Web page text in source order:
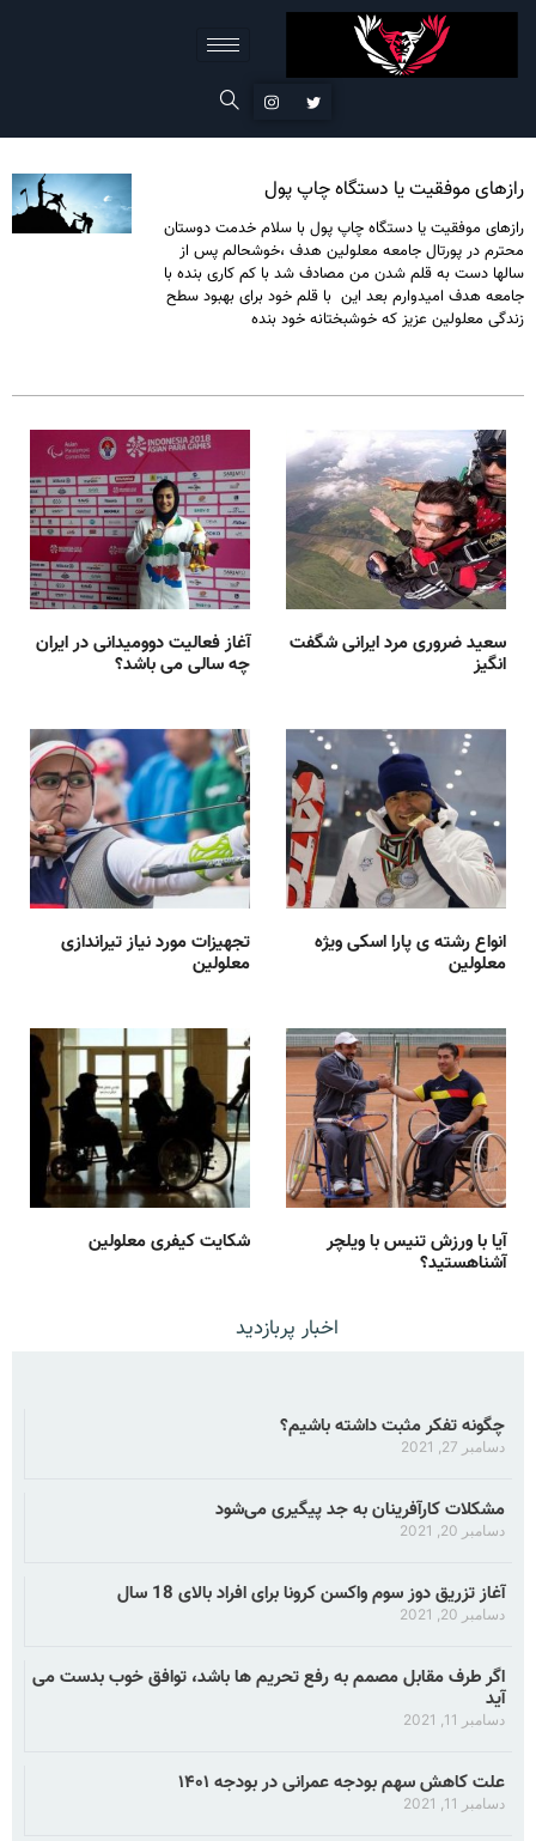
رازهای موفقیت یا دستگاه چاپ پول
رازهای موفقیت یا دستگاه چاپ پول با سلام خدمت دوستان
محترم در پورتال جامعه معلولین هدف ،خوشحالم پس از
سالها دست به قلم شدن من مصادف شد با کم کاری بنده با
جامعه هدف امیدوارم بعد این با قلم خود برای بهبود سطح
زندگی معلولین عزیز که خوشبختانه خود بنده
آغاز فعالیت دوومیدانی در ایران
چه سالی می باشد؟
سعید ضروری مرد ایرانی شگفت
انگیز
تجهیزات مورد نیاز تیراندازی
معلولین
انواع رشته ی پارا اسکی ویژه
معلولین
شکایت کیفری معلولین آیا با ورزش تنیس با ویلچر
آشناهستید؟
اخبار پربازدید
چگونه تفکر مثبت داشته باشیم؟
دسامبر 27, 2021
مشکلات کارآفرینان به جد پیگیری می‌شود
دسامبر 20, 2021
آغاز تزریق دوز سوم واکسن کرونا برای افراد بالای 18 سال
دسامبر 20, 2021
اگر طرف مقابل مصمم به رفع تحریم ها باشد، توافق خوب بدست می
آید
دسامبر 11, 2021
علت کاهش سهم بودجه عمرانی در بودجه ۱۴۰۱
دسامبر 11, 2021